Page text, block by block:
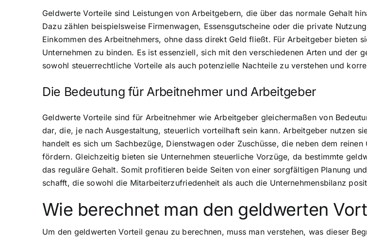
Geldwerte Vorteile sind Leistungen von Arbeitgebern, die über das normale Gehalt
Dazu zählen beispielsweise Firmenwagen, Essensgutscheine oder die private
Einkommen des Arbeitnehmers, ohne dass direkt Geld fließt. Für Arbeitgeber bieten
Unternehmen zu binden. Es ist essenziell, sich mit den verschiedenen Arten und der
sowohl steuerrechtliche Vorteile als auch potenzielle Nachteile zu verstehen und
Die Bedeutung für Arbeitnehmer und Arbeitgeber
Geldwerte Vorteile sind für Arbeitnehmer wie Arbeitgeber gleichermaßen von
dar, die, je nach Ausgestaltung, steuerlich vorteilhaft sein kann. Arbeitgeber nutzen
handelt es sich um Sachbezüge, Dienstwagen oder Zuschüsse, die neben dem
fördern. Gleichzeitig bieten sie Unternehmen steuerliche Vorzüge, da bestimmte
das reguläre Gehalt. Somit profitieren beide Seiten von einer sorgfältigen Planung
schafft, die sowohl die Mitarbeiterzufriedenheit als auch die Unternehmensbilanz
Wie berechnet man den geldwerten
Um den geldwerten Vorteil genau zu berechnen, muss man verstehen, was dieser